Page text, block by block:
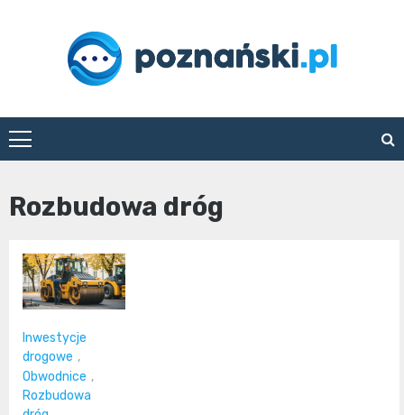
poznanski.pl
Rozbudowa dróg
Inwestycje
drogowe ,
Obwodnice ,
Rozbudowa